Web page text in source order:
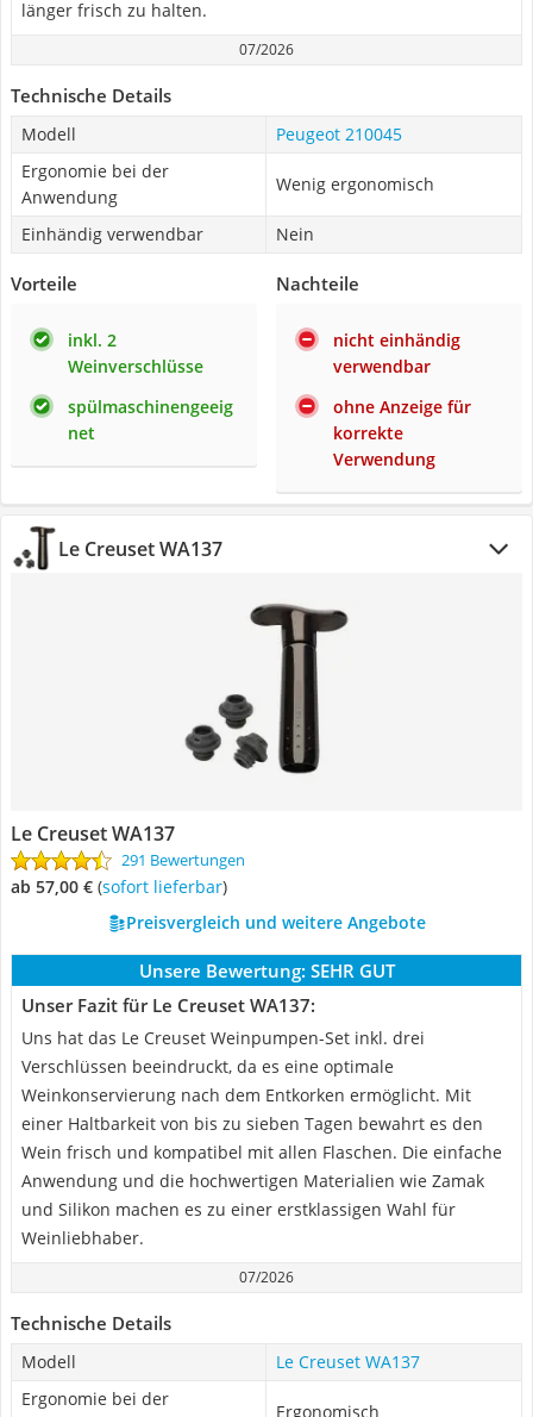
länger frisch zu halten.
07/2026
Technische Details
Modell
Peugeot 210045
Ergonomie bei der
Anwendung
Wenig ergonomisch
Einhändig verwendbar Nein
Vorteile
inkl. 2
Weinverschlüsse
spülmaschinengeeig
net
Nachteile
nicht einhändig
verwendbar
ohne Anzeige für
korrekte
Verwendung
Le Creuset WA137
Le Creuset WA137
291 Bewertungen
ab 57,00 € ( Sofort lieferbar)
Preisvergleich und weitere Angebote
Unsere Bewertung: SEHR GUT
Unser Fazit für Le Creuset WA137:
Uns hat das Le Creuset Weinpumpen-Set inkl. drei
Verschlüssen beeindruckt, da es eine optimale
Weinkonservierung nach dem Entkorken ermöglicht. Mit
einer Haltbarkeit von bis zu sieben Tagen bewahrt es den
Wein frisch und kompatibel mit allen Flaschen. Die einfache
Anwendung und die hochwertigen Materialien wie Zamak
und Silikon machen es zu einer erstklassigen Wahl für
Weinliebhaber.
07/2026
Technische Details
Modell
Le Creuset WA137
Ergonomie bei der
Ergonomisch